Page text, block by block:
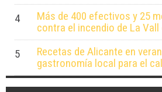
4
Más de 400 efectivos y 25
contra el incendio de La Vall
5
Recetas de Alicante en
gastronomía local para el